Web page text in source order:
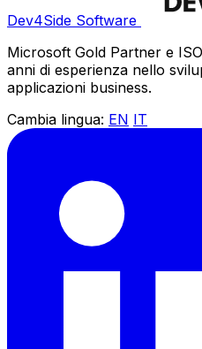
Dev4Side Software
Microsoft Gold Partner e
anni di esperienza nello
applicazioni business.
Cambia lingua: EN IT